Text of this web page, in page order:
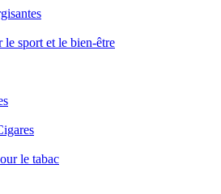
le sport et le bien-être
le tabac